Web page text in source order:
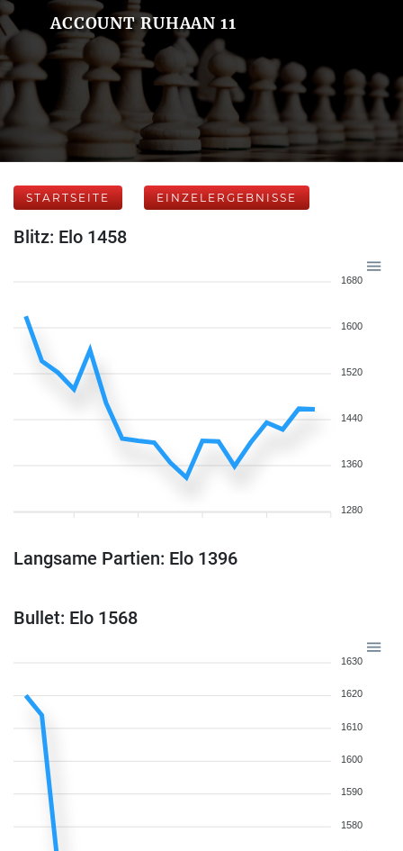
ACCOUNT RUHAAN 11
STARTSEITE EINZELERGEBNISSE
Blitz: Elo 1458
1680
1600
1520
1440
1360
1280
Langsame Partien: Elo 1396
Bullet: Elo 1568
1630
1620
1610
1600
1590
1580